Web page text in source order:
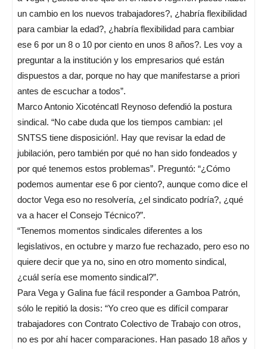
un cambio en los nuevos trabajadores?, ¿habría flexibilidad
para cambiar la edad?, ¿habría flexibilidad para cambiar
ese 6 por un 8 o 10 por ciento en unos 8 años?. Les voy a
preguntar a la institución y los empresarios qué están
dispuestos a dar, porque no hay que manifestarse a priori
antes de escuchar a todos”.
Marco Antonio Xicoténcatl Reynoso defendió la postura
sindical. “No cabe duda que los tiempos cambian: ¡el
SNTSS tiene disposición!. Hay que revisar la edad de
jubilación, pero también por qué no han sido fondeados y
por qué tenemos estos problemas”. Preguntó: “¿Cómo
podemos aumentar ese 6 por ciento?, aunque como dice el
doctor Vega eso no resolvería, ¿el sindicato podría?, ¿qué
va a hacer el Consejo Técnico?”.
“Tenemos momentos sindicales diferentes a los
legislativos, en octubre y marzo fue rechazado, pero eso no
quiere decir que ya no, sino en otro momento sindical,
¿cuál sería ese momento sindical?”.
Para Vega y Galina fue fácil responder a Gamboa Patrón,
sólo le repitió la dosis: “Yo creo que es difícil comparar
trabajadores con Contrato Colectivo de Trabajo con otros,
no es por ahí hacer comparaciones. Han pasado 18 años y